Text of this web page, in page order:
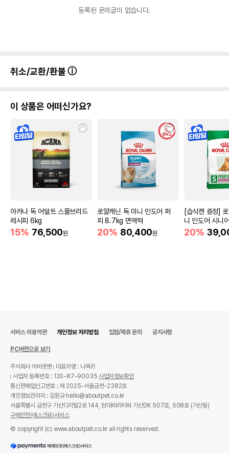
등록된 문의글이 없습니다.
취소/교환/환불
이 상품은 어떠신가요?
아카나 독 어덜트 스몰브리드
레시피 6kg
15% 76,500원
로얄캐닌 독 미니 인도어 퍼
피 8.7kg 면역력
20% 80,400원
[습식캔 증정]
니 인도어 시니
움
20%
서비스 이용약관 개인정보 처리방침 입점/제휴 문의 공지사항
PC버전으로 보기
주식회사 어바웃펫
대표자명 : 나옥귀
사업자 등록번호 : 120-87-90035사업자정보확인
통신판매업신고번호 : 제 2025-서울금천-2382호
개인정보관리자 : 김원규 hello@aboutpet.co.kr
서울특별시 금천구 가산디지털2로 144, 현대테라타워 가산DK 507호, 508호 (가산동)
구매안전(에스크로)서비스
© copyright (c) www.aboutpet.co.kr all rights reserved.